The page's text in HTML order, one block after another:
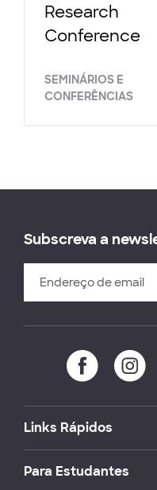
Research
Conference
SEMINÁRIOS E
CONFERÊNCIAS
Subscreva a
Links Rápidos
Para Estudantes